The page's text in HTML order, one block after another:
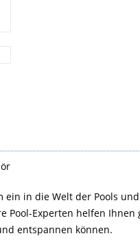
ein in die Welt der Pools
Pool-Experten helfen
entspannen können.